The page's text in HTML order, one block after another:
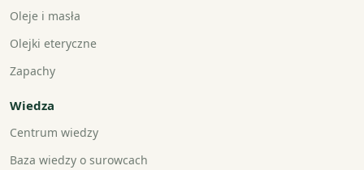
Oleje i masła
Olejki eteryczne
Zapachy
Wiedza
Centrum wiedzy
Baza wiedzy o surowcach